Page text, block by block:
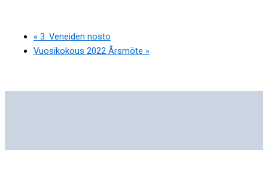
« 3. Veneiden nosto
Vuosikokous 2022 Årsmöte »